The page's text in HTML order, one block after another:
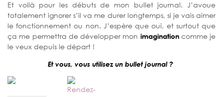
Et voilà pour les débuts de mon bullet journal. J’avoue
totalement ignorer s’il va me durer longtemps, si je vais aimer
le fonctionnement ou non. J’espère que oui, et surtout que
ça me permettra de développer mon imaginationcomme je
le veux depuis le départ !
Et vous, vous utilisez un bullet journal ?